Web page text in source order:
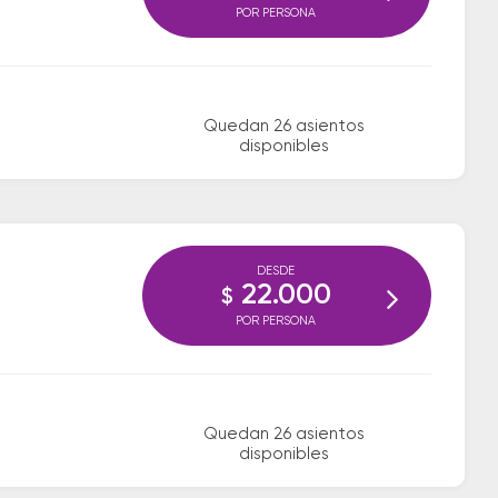
Quedan 26 asientos
disponibles
POR PERSONA
Quedan 26 asientos
disponibles
DESDE
$ 22.000
POR PERSONA